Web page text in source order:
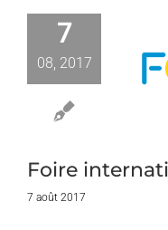
7
08, 2017
de
Foire
7 août 2017